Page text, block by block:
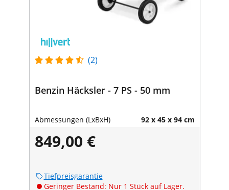
(2)
Benzin Häcksler - 7 PS - 50 mm
Abmessungen (LxBxH) 92 x 45 x 94 cm
849,00 €
Tiefpreisgarantie
Geringer Bestand: Nur 1 Stück auf Lager.